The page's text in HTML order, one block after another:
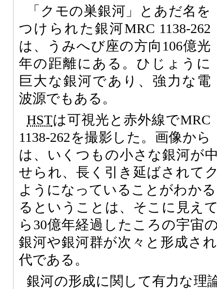
「クモの巣銀河」とあだ名を
つけられた銀河MRC 1138-262
は、うみへび座の方向106億光
年の距離にある。ひじょうに
巨大な銀河であり、強力な電
波源でもある。
HSTは可視光と赤外線でMRC
1138-262を撮影した。画像から
は、いくつもの小さな銀河が
せられ、長く引き延ばされて
ようになっていることがわか
るということは、そこに見え
ら30億年経過したころの宇宙
銀河や銀河群が次々と形成さ
代である。
銀河の形成に関して有力な理